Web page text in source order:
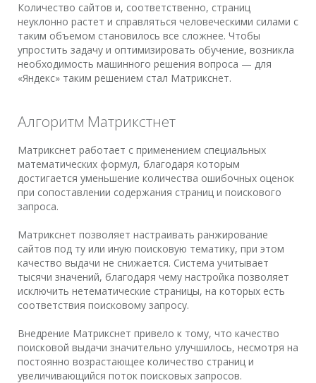
Количество сайтов и, соответственно, страниц
неуклонно растет и справляться человеческими силами с
таким объемом становилось все сложнее. Чтобы
упростить задачу и оптимизировать обучение, возникла
необходимость машинного решения вопроса — для
«Яндекс» таким решением стал Матрикснет.
Алгоритм Матрикстнет
Матрикснет работает с применением специальных
математических формул, благодаря которым
достигается уменьшение количества ошибочных оценок
при сопоставлении содержания страниц и поискового
запроса.
Матрикснет позволяет настраивать ранжирование
сайтов под ту или иную поисковую тематику, при этом
качество выдачи не снижается. Система учитывает
тысячи значений, благодаря чему настройка позволяет
исключить нетематические страницы, на которых есть
соответствия поисковому запросу.
Внедрение Матрикснет привело к тому, что качество
поисковой выдачи значительно улучшилось, несмотря на
постоянно возрастающее количество страниц и
увеличивающийся поток поисковых запросов.